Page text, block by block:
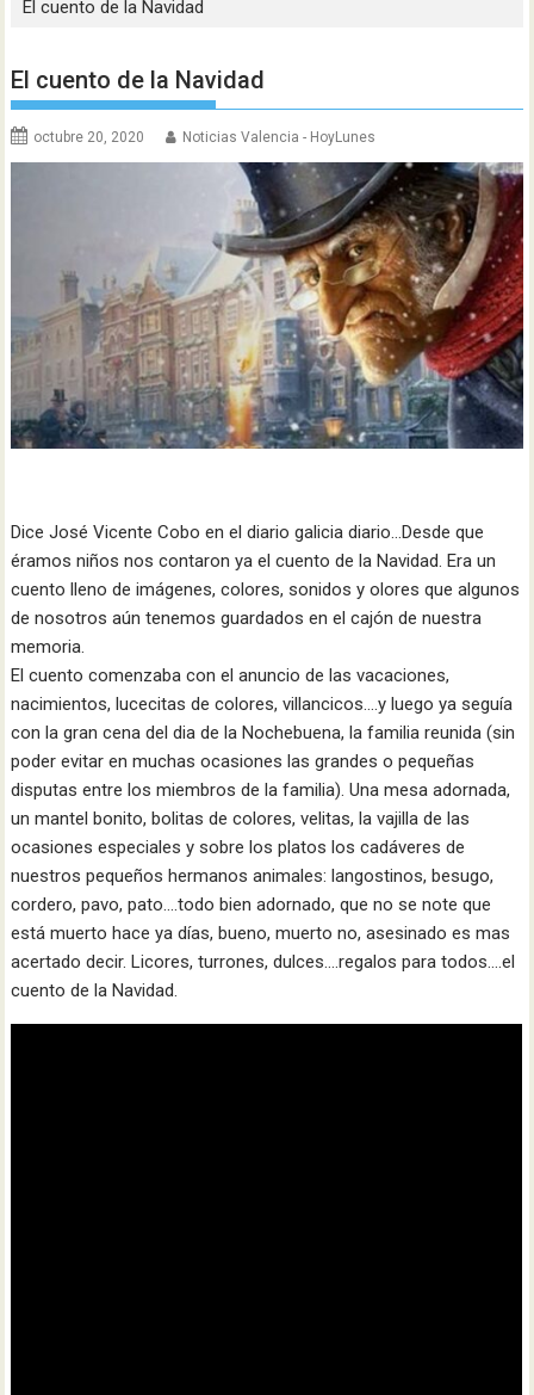
El cuento de la Navidad
El cuento de la Navidad
octubre 20, 2020 Noticias Valencia - HoyLunes
Dice José Vicente Cobo en el diario galicia diario…Desde que
éramos niños nos contaron ya el cuento de la Navidad. Era un
cuento lleno de imágenes, colores, sonidos y olores que algunos
de nosotros aún tenemos guardados en el cajón de nuestra
memoria.
El cuento comenzaba con el anuncio de las vacaciones,
nacimientos, lucecitas de colores, villancicos….y luego ya seguía
con la gran cena del dia de la Nochebuena, la familia reunida (sin
poder evitar en muchas ocasiones las grandes o pequeñas
disputas entre los miembros de la familia). Una mesa adornada,
un mantel bonito, bolitas de colores, velitas, la vajilla de las
ocasiones especiales y sobre los platos los cadáveres de
nuestros pequeños hermanos animales: langostinos, besugo,
cordero, pavo, pato….todo bien adornado, que no se note que
está muerto hace ya días, bueno, muerto no, asesinado es mas
acertado decir. Licores, turrones, dulces….regalos para todos….el
cuento de la Navidad.